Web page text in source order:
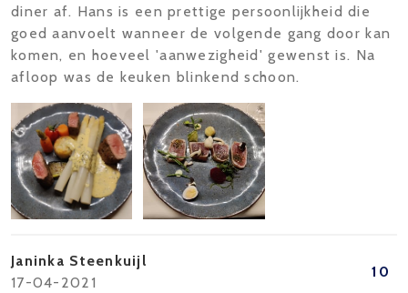
diner af. Hans is een prettige persoonlijkheid die
goed aanvoelt wanneer de volgende gang door kan
komen, en hoeveel 'aanwezigheid' gewenst is. Na
afloop was de keuken blinkend schoon.
Janinka Steenkuijl
17-04-2021
10